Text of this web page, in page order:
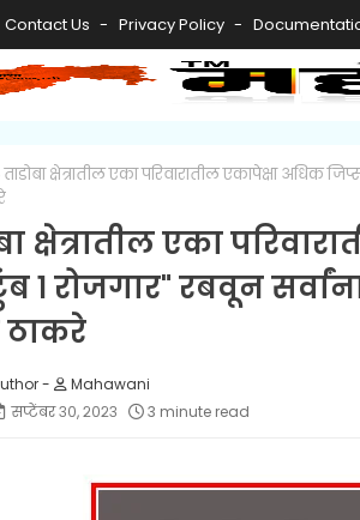
Contact Us Privacy Policy
ताडोबा क्षेत्रातील एका परिवारातील एकापेक्षा अधिक
क्षेत्रातील एका
१ रोजगार" रबवून
Mahawani
सप्टेंबर ३०, २०२३
3 minute read